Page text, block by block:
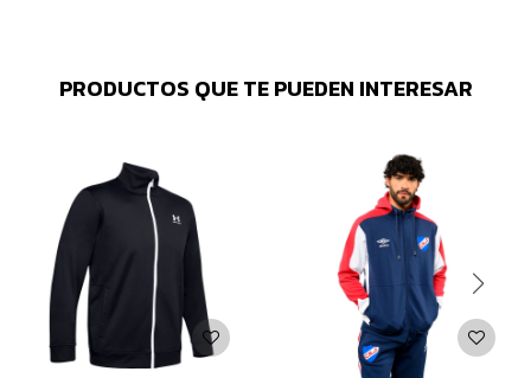
PRODUCTOS QUE TE PUEDEN INTERESAR